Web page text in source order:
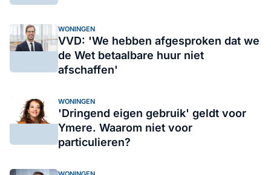
WONINGEN
VVD: 'We hebben afgesproken dat we
de Wet betaalbare huur niet
afschaffen'
WONINGEN
'Dringend eigen gebruik' geldt voor
Ymere. Waarom niet voor
particulieren?